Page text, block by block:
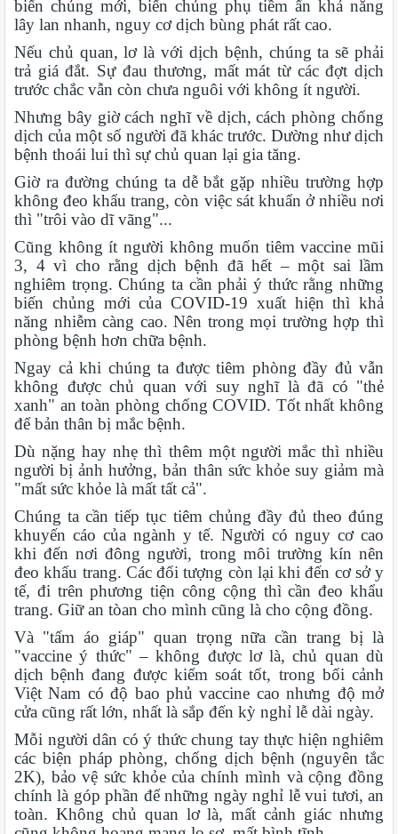
biến chủng mới, biến chủng phụ tiềm ẩn khả năng
lây lan nhanh, nguy cơ dịch bùng phát rất cao.
Nếu chủ quan, lơ là với dịch bệnh, chúng ta sẽ phải
trả giá đắt. Sự đau thương, mất mát từ các đợt dịch
trước chắc vẫn còn chưa nguôi với không ít người.
Nhưng bây giờ cách nghĩ về dịch, cách phòng chống
dịch của một số người đã khác trước. Dường như dịch
bệnh thoái lui thì sự chủ quan lại gia tăng.
Giờ ra đường chúng ta dễ bắt gặp nhiều trường hợp
không đeo khẩu trang, còn việc sát khuẩn ở nhiều nơi
thì "trôi vào dĩ vãng"...
Cũng không ít người không muốn tiêm vaccine mũi
3, 4 vì cho rằng dịch bệnh đã hết – một sai lầm
nghiêm trọng. Chúng ta cần phải ý thức rằng những
biến chủng mới của COVID-19 xuất hiện thì khả
năng nhiễm càng cao. Nên trong mọi trường hợp thì
phòng bệnh hơn chữa bệnh.
Ngay cả khi chúng ta được tiêm phòng đầy đủ vẫn
không được chủ quan với suy nghĩ là đã có "thẻ
xanh" an toàn phòng chống COVID. Tốt nhất không
để bản thân bị mắc bệnh.
Dù nặng hay nhẹ thì thêm một người mắc thì nhiều
người bị ảnh hưởng, bản thân sức khỏe suy giảm mà
"mất sức khỏe là mất tất cả".
Chúng ta cần tiếp tục tiêm chủng đầy đủ theo đúng
khuyến cáo của ngành y tế. Người có nguy cơ cao
khi đến nơi đông người, trong môi trường kín nên
đeo khẩu trang. Các đối tượng còn lại khi đến cơ sở y
tế, đi trên phương tiện công cộng thì cần đeo khẩu
trang. Giữ an tòan cho mình cũng là cho cộng đồng.
Và "tấm áo giáp" quan trọng nữa cần trang bị là
"vaccine ý thức" – không được lơ là, chủ quan dù
dịch bệnh đang được kiểm soát tốt, trong bối cảnh
Việt Nam có độ bao phủ vaccine cao nhưng độ mở
cửa cũng rất lớn, nhất là sắp đến kỳ nghỉ lễ dài ngày.
Mỗi người dân có ý thức chung tay thực hiện nghiêm
các biện pháp phòng, chống dịch bệnh (nguyên tắc
2K), bảo vệ sức khỏe của chính mình và cộng đồng
chính là góp phần để những ngày nghỉ lễ vui tươi, an
toàn. Không chủ quan lơ là, mất cảnh giác nhưng